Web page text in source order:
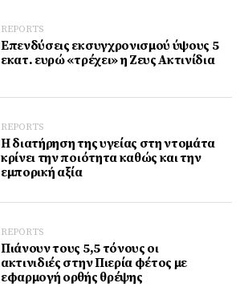
REPORTS
Επενδύσεις εκσυγχρονισμού ύψους 5
εκατ. ευρώ «τρέχει» η Ζευς Ακτινίδια
REPORTS
Η διατήρηση της υγείας στη ντομάτα
κρίνει την ποιότητα καθώς και την
εμπορική αξία
REPORTS
Πιάνουν τους 5,5 τόνους οι
ακτινιδιές στην Πιερία φέτος με
εφαρμογή ορθής θρέψης